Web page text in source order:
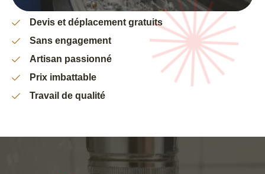
Devis et déplacement gratuits
Sans engagement
Artisan passionné
Prix imbattable
Travail de qualité